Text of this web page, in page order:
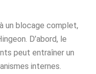
un blocage complet,
D’abord, le
peut entraîner un
internes.